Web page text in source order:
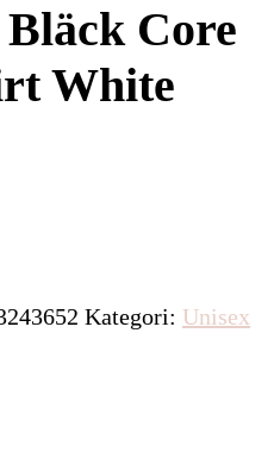
Core
White
Kategori: Unisex